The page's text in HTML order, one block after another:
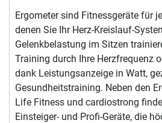
Ergometer sind Fitnessgeräte für
denen Sie Ihr Herz-Kreislauf-
Gelenkbelastung im Sitzen
Training durch Ihre Herzfrequenz
dank Leistungsanzeige in Watt,
Gesundheitstraining. Neben den
Life Fitness und cardiostrong
Einsteiger- und Profi-Geräte, die